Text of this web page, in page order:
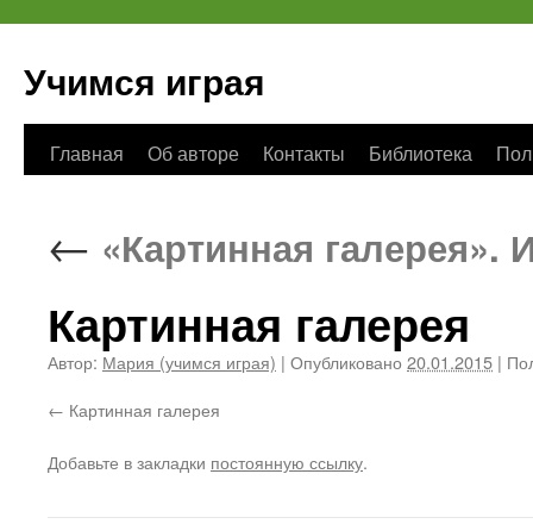
Учимся играя
Перейти
содержимому
Главная Об авторе Контакты Библиотека
← «Картинная галерея».
Картинная галерея
Автор: Мария (учимся играя) | Опубликовано 20.01.2015 |
Картинная галерея
Добавьте в закладки постоянную ссылку.